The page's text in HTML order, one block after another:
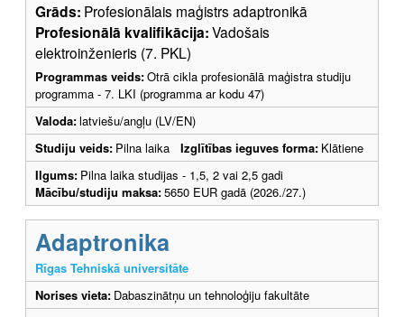
Grāds: Profesionālais maģistrs adaptronikā
Profesionālā kvalifikācija:Vadošais
elektroinženieris (7. PKL)
Programmas veids:Otrā cikla profesionālā maģistra studiju
programma - 7. LKI (programma ar kodu 47)
Valoda:latviešu/angļu (LV/EN)
Studiju veids: Pilna laika Izglītības ieguves forma: Klātiene
Ilgums: Pilna laika studijas - 1,5, 2 vai 2,5 gadi
Mācību/studiju maksa:5650 EUR gadā (2026./27.)
Adaptronika
Rīgas Tehniskā universitāte
Norises vieta: Dabaszinātņu un tehnoloģiju fakultāte